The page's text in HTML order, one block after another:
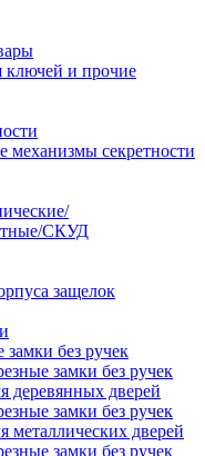
ключей и прочие
секретности
СКУД
защелок
замки без ручек
замки без ручек
деревянных дверей
замки без ручек
металлических дверей
замки без ручек